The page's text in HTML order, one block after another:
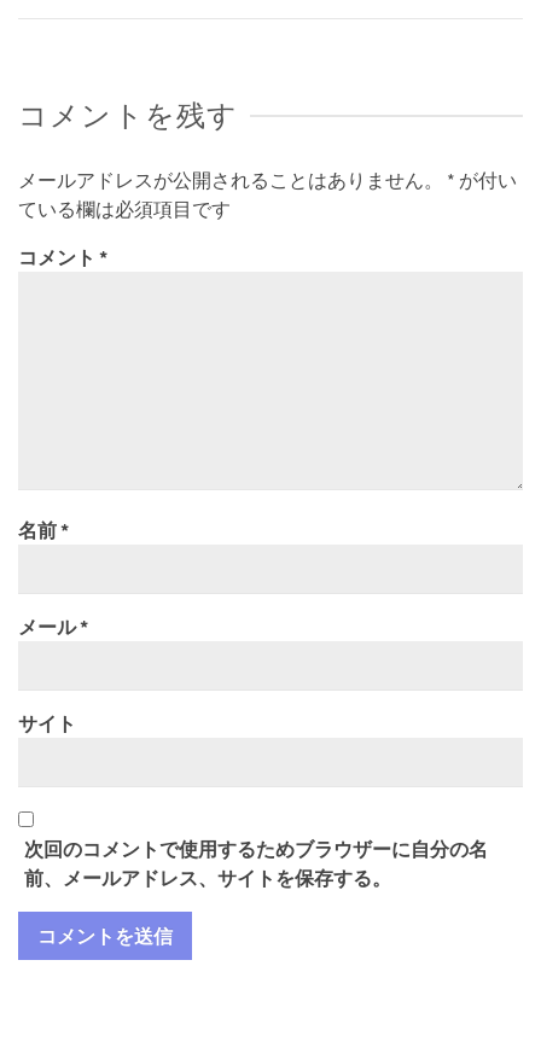
コメントを残す
メールアドレスが公開されることはありません。 * が付い
ている欄は必須項目です
コメント *
名前*
メール*
サイト
次回のコメントで使用するためブラウザーに自分の名
前、メールアドレス、サイトを保存する。